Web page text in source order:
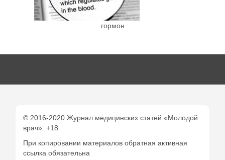
гормон
© 2016-2020 Журнал медицинских статей «Молодой
врач». +18.
При копировании материалов обратная активная
ссылка обязательна